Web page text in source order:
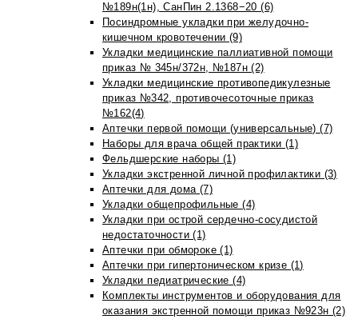
№189н(1н), СанПин 2.1368−20 (6)
Посиндромные укладки при желудочно-
кишечном кровотечении (9)
Укладки медицинские паллиативной помощи
приказ № 345н/372н, №187н (2)
Укладки медицинские противопедикулезные
приказ №342, противочесоточные приказ
№162(4)
Аптечки первой помощи (универсальные) (7)
Наборы для врача общей практики (1)
Фельдшерские наборы (1)
Укладки экстренной личной профилактики (3)
Аптечки для дома (7)
Укладки общепрофильные (4)
Укладки при острой сердечно-сосудистой
недостаточности (1)
Аптечки при обмороке (1)
Аптечки при гипертоническом кризе (1)
Укладки педиатрические (4)
Комплекты инструментов и оборудования для
оказания экстренной помощи приказ №923н (2)